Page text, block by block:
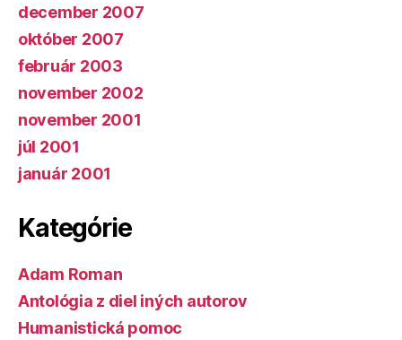
december 2007
október 2007
február 2003
november 2002
november 2001
júl 2001
január 2001
Kategórie
Adam Roman
Antológia z diel iných autorov
Humanistická pomoc